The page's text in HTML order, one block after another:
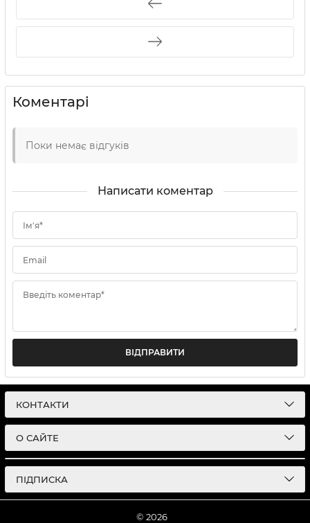
Коментарі
Поки немає відгуків
Написати коментар
Ім'я*
Email
Введіть коментар*
ВІДПРАВИТИ
КОНТАКТИ
О САЙТЕ
ПІДПИСКА
© 2026